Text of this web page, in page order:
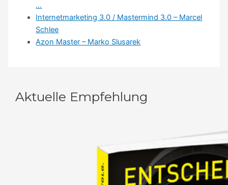
…
Internetmarketing 3.0 / Mastermind 3.0 – Marcel
Schlee
Azon Master – Marko Slusarek
Aktuelle Empfehlung